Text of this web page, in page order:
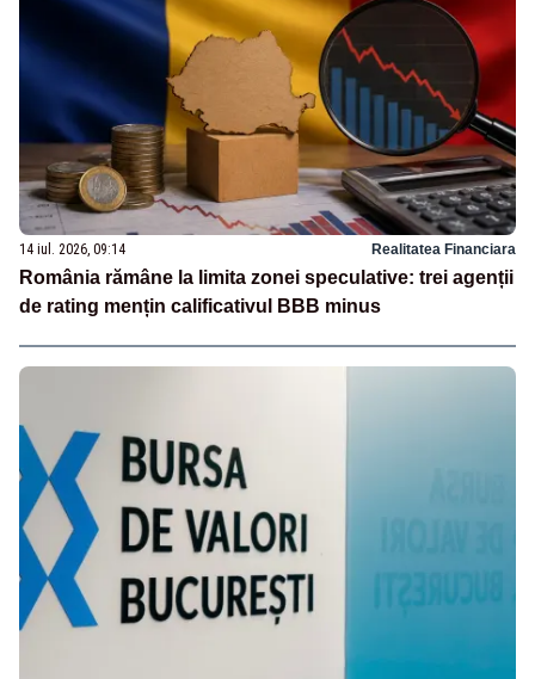
14 iul. 2026, 09:14 Realitatea Financiara
România rămâne la limita zonei speculative: trei agenții
de rating mențin calificativul BBB minus